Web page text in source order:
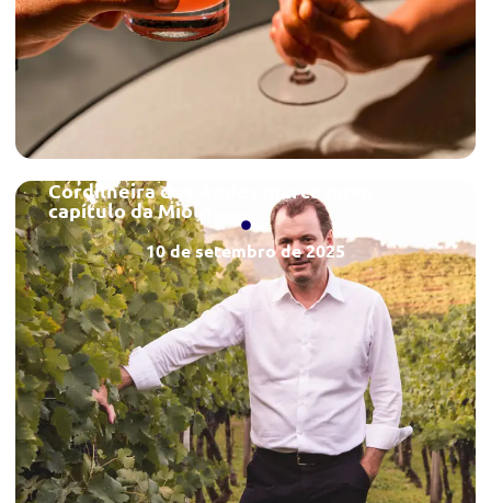
Cordilheira dos Andes marca novo
capítulo da Miolo
10 de setembro de 2025